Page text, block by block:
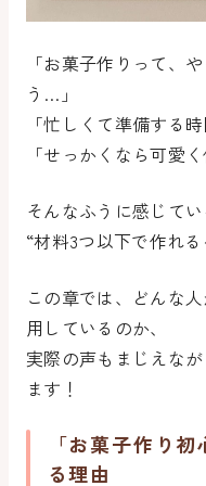
「お菓子作りって、
う…」
「忙しくて準備する時
「せっかくなら可愛
そんなふうに感じてい
“材料3つ以下で作れ
この章では、どんな
用しているのか、
実際の声もまじえな
ます！
「お菓子作り
る理由